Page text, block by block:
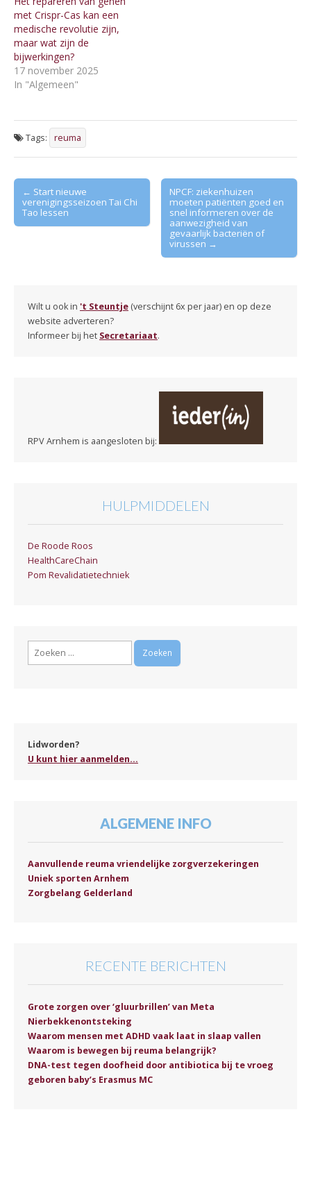
met Crispr-Cas kan een
medische revolutie zijn,
maar wat zijn de
bijwerkingen?
17 november 2025
In "Algemeen"
Tags: reuma
Post
navigation
← Start nieuwe
verenigingsseizoen Tai Chi
Tao lessen
NPCF: ziekenhuizen
moeten patiënten goed en
snel informeren over de
aanwezigheid van
gevaarlijk bacteriën of
virussen →
Wilt u ook in 't Steuntje (verschijnt 6x per jaar) en op deze
website adverteren?
Informeer bij het Secretariaat.
RPV Arnhem is aangesloten bij:
HULPMIDDELEN
De Roode Roos
HealthCareChain
Pom Revalidatietechniek
Zoeken
Lidworden?
U kunt hier aanmelden...
ALGEMENE INFO
Aanvullende reuma vriendelijke zorgverzekeringen
Uniek sporten Arnhem
Zorgbelang Gelderland
RECENTE BERICHTEN
Grote zorgen over ‘gluurbrillen’ van Meta
Nierbekkenontsteking
Waarom mensen met ADHD vaak laat in slaap vallen
Waarom is bewegen bij reuma belangrijk?
DNA-test tegen doofheid door antibiotica bij te vroeg
geboren baby’s Erasmus MC